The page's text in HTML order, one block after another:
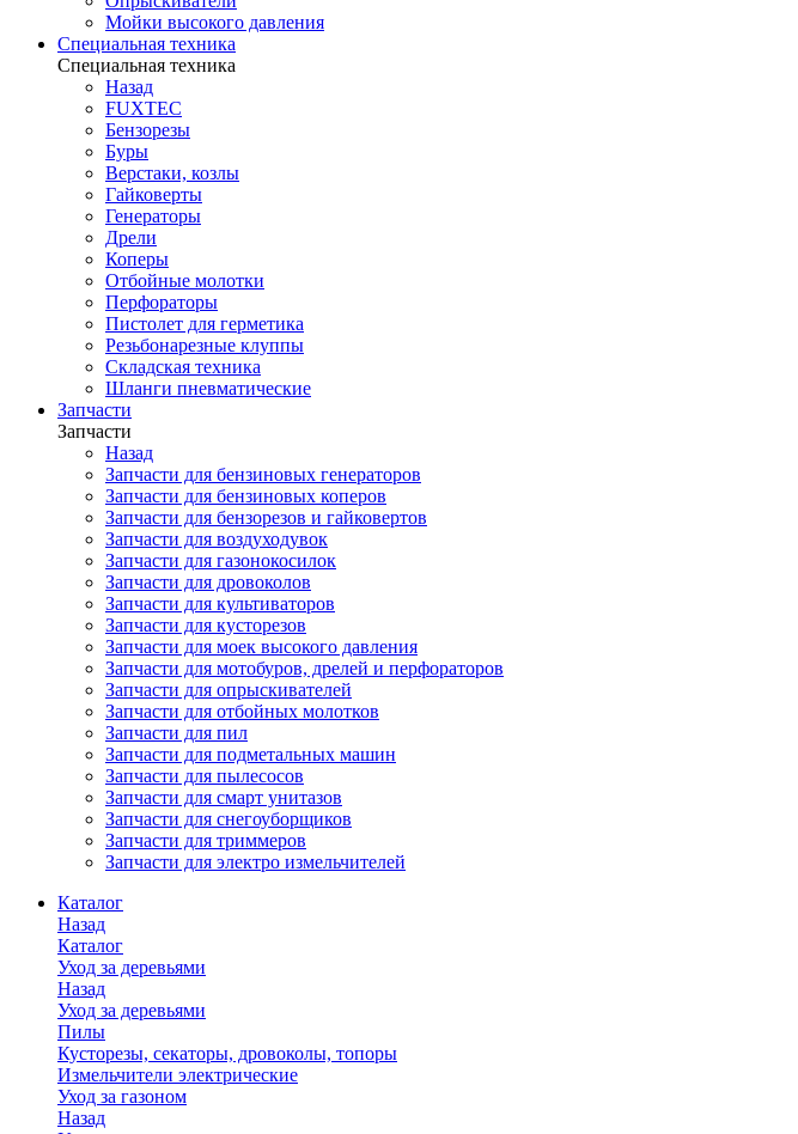
Мойки высокого давления
Специальная техника
Специальная техника
Назад
FUXTEC
Бензорезы
Буры
Верстаки, козлы
Гайковерты
Генераторы
Дрели
Коперы
Отбойные молотки
Перфораторы
Пистолет для герметика
Резьбонарезные клуппы
Складская техника
Шланги пневматические
Запчасти
Запчасти
Назад
Запчасти для бензиновых генераторов
Запчасти для бензиновых коперов
Запчасти для бензорезов и гайковертов
Запчасти для воздуходувок
Запчасти для газонокосилок
Запчасти для дровоколов
Запчасти для культиваторов
Запчасти для кусторезов
Запчасти для моек высокого давления
Запчасти для мотобуров, дрелей и перфораторов
Запчасти для опрыскивателей
Запчасти для отбойных молотков
Запчасти для пил
Запчасти для подметальных машин
Запчасти для пылесосов
Запчасти для смарт унитазов
Запчасти для снегоуборщиков
Запчасти для триммеров
Запчасти для электро измельчителей
Каталог
Назад
Каталог
Уход за деревьями
Назад
Уход за деревьями
Пилы
Кусторезы, секаторы, дровоколы, топоры
Измельчители электрические
Уход за газоном
Назад